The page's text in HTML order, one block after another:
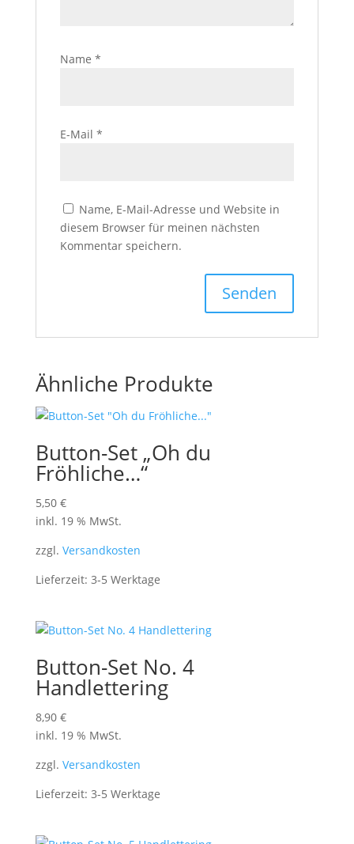
Name *
E-Mail *
Name, E-Mail-Adresse und Website in
diesem Browser für meinen nächsten
Kommentar speichern.
Ähnliche Produkte
Button-Set „Oh du
Fröhliche…“
5,50 €
inkl. 19 % MwSt.
zzgl. Versandkosten
Lieferzeit: 3-5 Werktage
Button-Set No. 4
Handlettering
8,90 €
inkl. 19 % MwSt.
zzgl. Versandkosten
Lieferzeit: 3-5 Werktage